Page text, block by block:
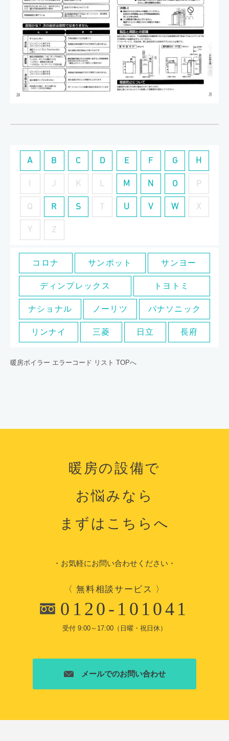
A B C D E F G H
J K L M N O P
Q R S T U V W X
Y Z
コロナ サンポット サンヨー
ディンプレックス トヨトミ
ナショナル ノーリツ パナソニック
リンナイ 三菱 日立 長府
暖房ボイラー エラーコード リスト TOPへ
暖房の設備で
お悩みなら
まずはこちらへ
・お気軽にお問い合わせください・
〈 無料相談サービス 〉
0120-101041
受付 9:00～17:00（日曜・祝日休）
メールでのお問い合わせ